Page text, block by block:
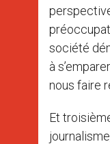
société
à
nous faire
Et